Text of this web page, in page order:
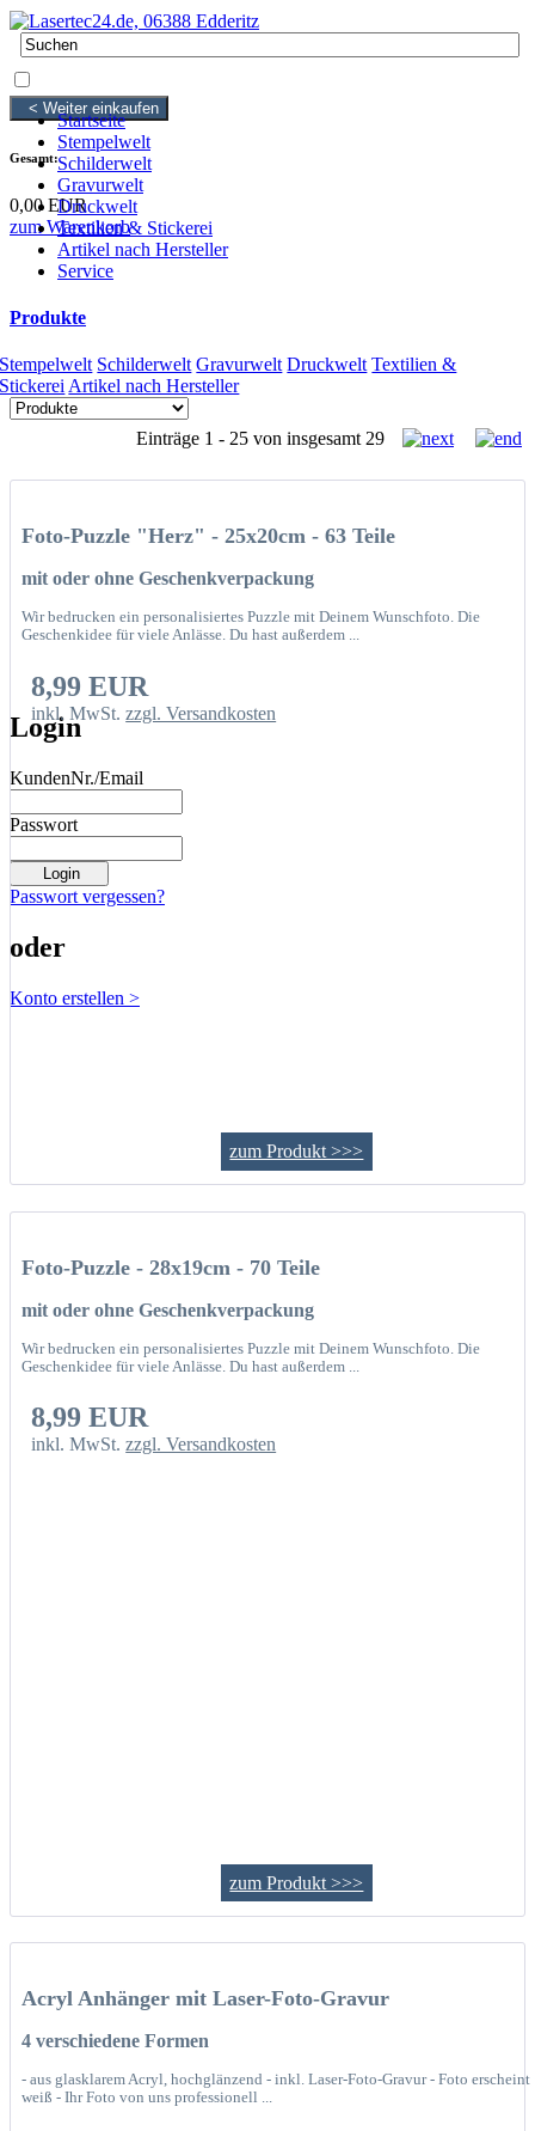
< Weiter einkaufen
Gesamt:
0,00 EUR
zum Warenkorb
Login
KundenNr./Email
Passwort
Passwort vergessen?
oder
Konto erstellen >
Startseite
Stempelwelt
Schilderwelt
Gravurwelt
Druckwelt
Textilien & Stickerei
Artikel nach Hersteller
Service
Produkte
Stempelwelt Schilderwelt Gravurwelt Druckwelt Textilien &
Stickerei Artikel nach Hersteller
Einträge 1 - 25 von insgesamt 29
Foto-Puzzle "Herz" - 25x20cm - 63 Teile
mit oder ohne Geschenkverpackung
Wir bedrucken ein personalisiertes Puzzle mit Deinem Wunschfoto. Die
Geschenkidee für viele Anlässe. Du hast außerdem ...
8,99 EUR
inkl. MwSt.zzgl. Versandkosten
zum Produkt >>>
Foto-Puzzle - 28x19cm - 70 Teile
mit oder ohne Geschenkverpackung
Wir bedrucken ein personalisiertes Puzzle mit Deinem Wunschfoto. Die
Geschenkidee für viele Anlässe. Du hast außerdem ...
8,99 EUR
inkl. MwSt.zzgl. Versandkosten
zum Produkt >>>
Acryl Anhänger mit Laser-Foto-Gravur
4 verschiedene Formen
- aus glasklarem Acryl, hochglänzend - inkl. Laser-Foto-Gravur - Foto erscheint
weiß - Ihr Foto von uns professionell ...